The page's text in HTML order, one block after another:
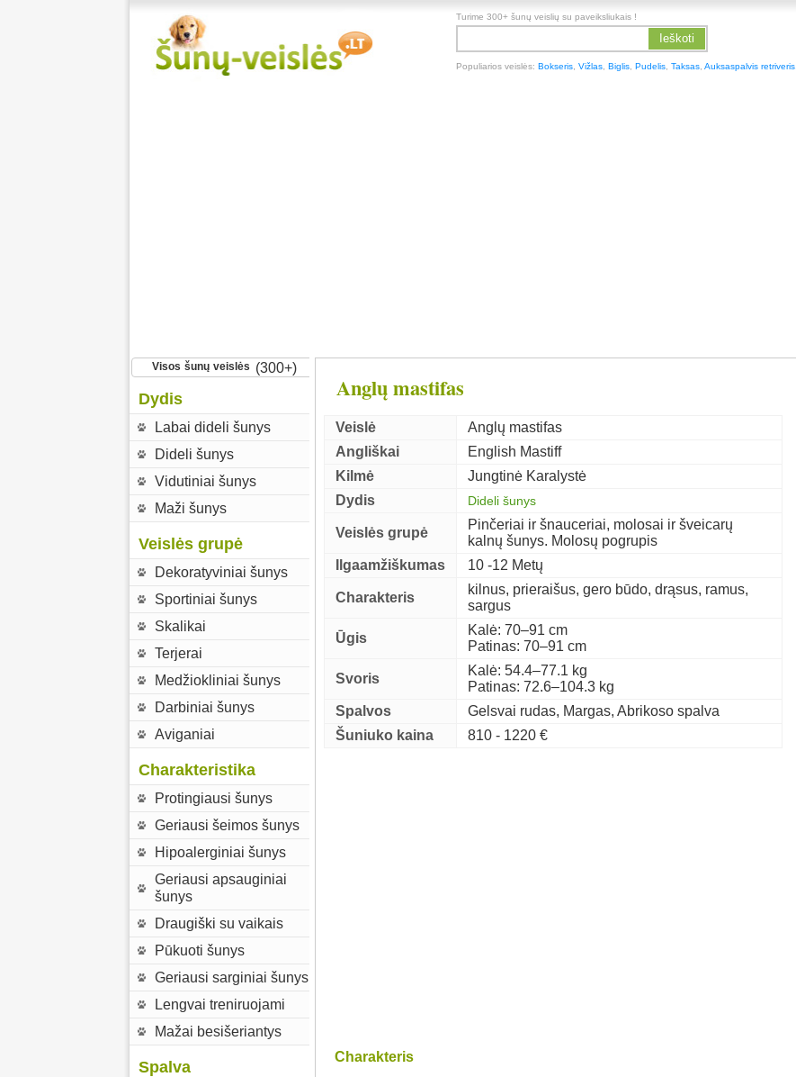
Turime 300+ šunų veislių su paveiksliukais !
Ieškoti
Populiarios veislės:Bokseris ,Vižlas ,Biglis ,Pudelis ,Taksas ,Auksaspalvis retriveris
Visos šunų veislės (300+)
Dydis
Labai dideli šunys
Dideli šunys
Vidutiniai šunys
Maži šunys
Veislės grupė
Dekoratyviniai šunys
Sportiniai šunys
Skalikai
Terjerai
Medžiokliniai šunys
Darbiniai šunys
Aviganiai
Charakteristika
Protingiausi šunys
Geriausi šeimos šunys
Hipoalerginiai šunys
Geriausi apsauginiai
šunys
Draugiški su vaikais
Pūkuoti šunys
Geriausi sarginiai šunys
Lengvai treniruojami
Mažai besišeriantys
Spalva
Anglų mastifas
Veislė
Anglų mastifas
Angliškai
English Mastiff
Kilmė
Jungtinė Karalystė
Dydis
Dideli šunys
Veislės grupė
Pinčeriai ir šnauceriai, molosai ir šveicarų
kalnų šunys. Molosų pogrupis
Ilgaamžiškumas
10 -12 Metų
Charakteris
kilnus, prieraišus, gero būdo, drąsus, ramus,
sargus
Ūgis
Kalė: 70–91 cm
Patinas: 70–91 cm
Svoris
Kalė: 54.4–77.1 kg
Patinas: 72.6–104.3 kg
Spalvos
Gelsvai rudas, Margas, Abrikoso spalva
Šuniuko kaina
810 - 1220 €
Charakteris